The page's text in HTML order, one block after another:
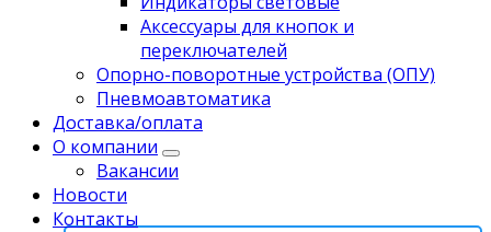
Аксессуары для кнопок и
переключателей
Опорно-поворотные устройства (ОПУ)
Пневмоавтоматика
Доставка/оплата
О компании
Вакансии
Новости
Контакты